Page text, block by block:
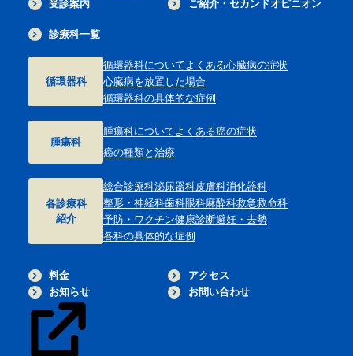
受診案内
ご紹介・セカンドオピニオン
診療科一覧
循環器科
循環器科について よくある心臓病の症状
心臓病を放置した場合
循環器科の具体的な症例
腫瘍科
腫瘍科についてよくある癌の症状
癌の種類と治療
各診療科
紹介
総合診療科泌尿器科皮膚科消化器科
整形・神経科歯科眼科麻酔科救急救命科
予防・ワクチン健康診断避妊・去勢
各科の具体的な症例
料金
アクセス
お知らせ
お問い合わせ